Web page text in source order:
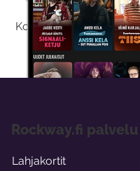
Kokeilemalla ilmaiseksi
Rockway.fi palvelu
Lahjakortit